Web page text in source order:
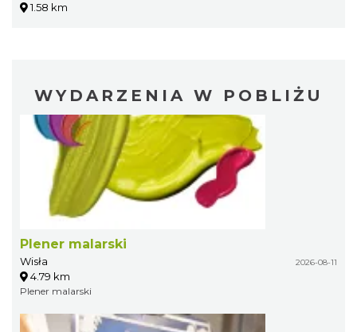
1.58 km
WYDARZENIA W POBLIŻU
Plener malarski
Wisła 2026-08-11
4.79 km
Plener malarski